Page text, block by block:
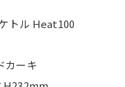
トル Heat100
カーキ